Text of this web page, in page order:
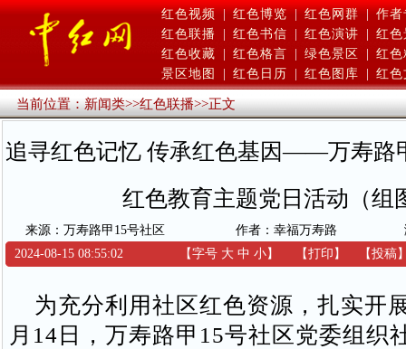
红色视频 | 红色博览 | 红色网群 | 作者
红色联播
红色书信 红色演讲
红色
红色收藏
红色格言 绿色景区
红色
景区地图
红色日历 红色图库 红色
当前位置：新闻类>>红色联播>>正文
追寻红色记忆 传承红色基因——万寿路
红色教育主题党日活动（组
来源：万寿路甲15号社区 作者：幸福万寿路
2024-08-15 08:55:02
【字号 大 中 小】 【打印 】 【投稿
为充分利用社区红色资源，扎实开
月14日，万寿路甲15号社区党委组织